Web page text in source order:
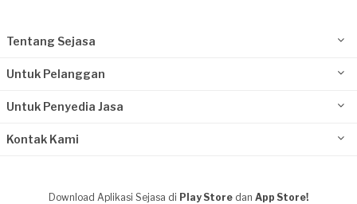
Tentang Sejasa
Untuk Pelanggan
Untuk Penyedia Jasa
Kontak Kami
Download Aplikasi Sejasa di Play Store dan App Store!